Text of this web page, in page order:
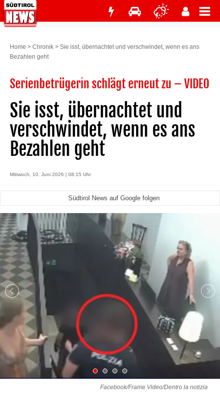
Home > Chronik > Sie isst, übernachtet und verschwindet, wenn es ans
Bezahlen geht
Serienbetrügerin schlägt erneut zu – VIDEO
Sie isst, übernachtet und
verschwindet, wenn es ans
Bezahlen geht
Mittwoch, 10. Juni 2026 | 08:15 Uhr
Südtirol News auf Google folgen
Facebook/Frame Video/Dentro la notizia